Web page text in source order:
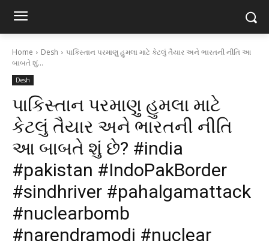
Home Desh
પાકિસ્તાન પરમાણુ હુમલા માટે કેટલું તૈયાર અને ભારતની નીતિ આ
બાબતે શું...
Desh
પાકિસ્તાન પરમાણુ હુમલા માટે
કેટલું તૈયાર અને ભારતની નીતિ
આ બાબતે શું છે? #india
#pakistan #IndoPakBorder
#sindhriver #pahalgamattack
#nuclearbomb
#narendramodi #nuclear